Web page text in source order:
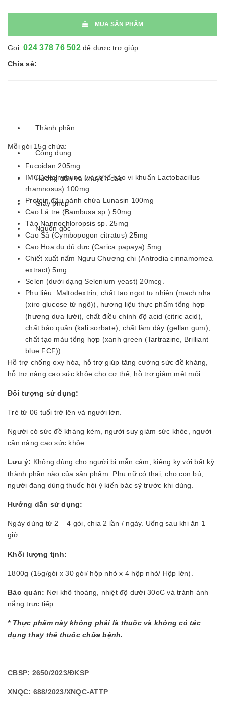
MUA SẢN PHẨM
Gọi024 378 76 502để được trợ giúp
Chia sẻ:
Thành phần
Công dụng
Hướng dẫn và khuyến cáo
Giấy phép
Nguồn gốc
Mỗi gói 15g chứa:
Fucoidan 205mg
IMCDeltalmmune (vách tế bào vi khuẩn Lactobacillus
rhamnosus) 100mg
Protein đậu nành chứa Lunasin 100mg
Cao Lá tre (Bambusa sp.) 50mg
Tảo Nannochloropsis sp. 25mg
Cao Sả (Cymbopogon citratus) 25mg
Cao Hoa đu đủ đực (Carica papaya) 5mg
Chiết xuất nấm Ngưu Chương chi (Antrodia cinnamomea
extract) 5mg
Selen (dưới dạng Selenium yeast) 20mcg.
Phụ liệu: Maltodextrin, chất tạo ngọt tự nhiên (mạch nha
(xiro glucose từ ngô)), hương liệu thực phẩm tổng hợp
(hương dưa lưới), chất điều chỉnh độ acid (citric acid),
chất bảo quản (kali sorbate), chất làm dày (gellan gum),
chất tạo màu tổng hợp (xanh green (Tartrazine, Brilliant
blue FCF)).
Hỗ trợ chống oxy hóa, hỗ trợ giúp tăng cường sức đề kháng,
hỗ trợ nâng cao sức khỏe cho cơ thể, hỗ trợ giảm mệt mỏi.
Đối tượng sử dụng:
Trẻ từ 06 tuổi trở lên và người lớn.
Người có sức đề kháng kém, người suy giảm sức khỏe, người
cần nâng cao sức khỏe.
Lưu ý: Không dùng cho người bị mẫn cảm, kiêng kỵ với bất kỳ
thành phần nào của sản phẩm. Phụ nữ có thai, cho con bú,
người đang dùng thuốc hỏi ý kiến bác sỹ trước khi dùng.
Hướng dẫn sử dụng:
Ngày dùng từ 2 – 4 gói, chia 2 lần / ngày. Uống sau khi ăn 1
giờ.
Khối lượng tịnh:
1800g (15g/gói x 30 gói/ hộp nhỏ x 4 hộp nhỏ/ Hộp lớn).
Bảo quản: Nơi khô thoáng, nhiệt độ dưới 30oC và tránh ánh
nắng trực tiếp.
* Thực phẩm này không phải là thuốc và không có tác
dụng thay thế thuốc chữa bệnh.
CBSP: 2650/2023/ĐKSP
XNQC: 688/2023/XNQC-ATTP